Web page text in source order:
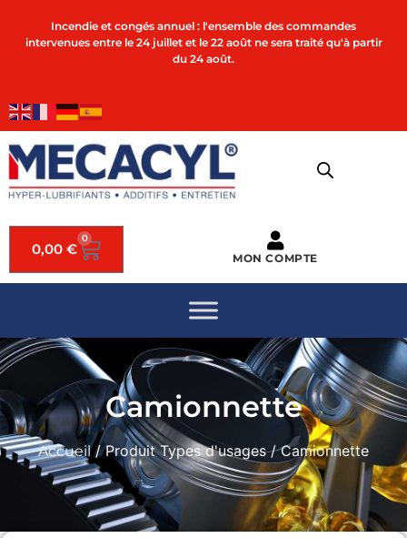
Incendie et congés annuel : l'ensemble des commandes
intervenues entre le 24 juillet et le 22 août ne sera traité qu'à partir
du 24 août.
0,00 €
0
MON COMPTE
Camionnette
Accueil/ Produit Types d'usages / Camionnette